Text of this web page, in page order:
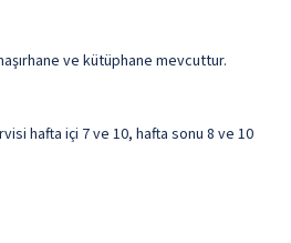
ve kütüphane mevcuttur.
hafta içi 7 ve 10, hafta sonu 8 ve 10